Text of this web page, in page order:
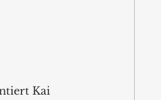
Kai